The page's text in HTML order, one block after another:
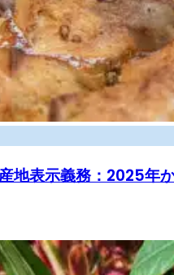
地表示義務：2025年